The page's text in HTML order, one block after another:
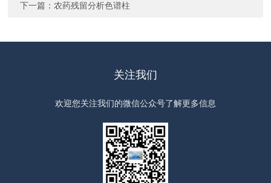
下一篇： 农药残留分析色谱柱
关注我们
欢迎您关注我们的微信公众号了解更多信息